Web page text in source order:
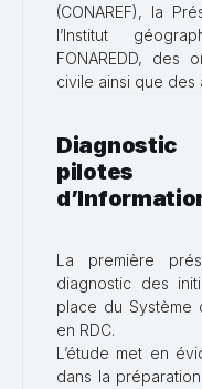
(CONAREF), la
l’Institut
FONAREDD, des
civile ainsi que des
pilotes
La première
diagnostic des
place du Système
en RDC.
L’étude met en
dans la